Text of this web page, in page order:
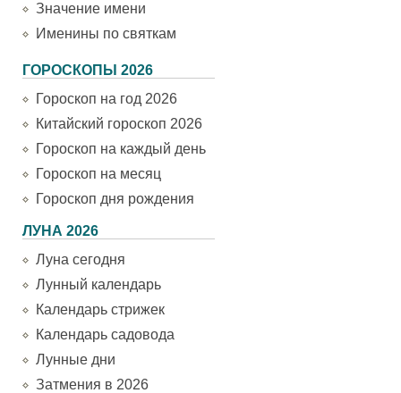
Значение имени
Именины по святкам
ГОРОСКОПЫ 2026
Гороскоп на год 2026
Китайский гороскоп 2026
Гороскоп на каждый день
Гороскоп на месяц
Гороскоп дня рождения
ЛУНА 2026
Луна сегодня
Лунный календарь
Календарь стрижек
Календарь садовода
Лунные дни
Затмения в 2026